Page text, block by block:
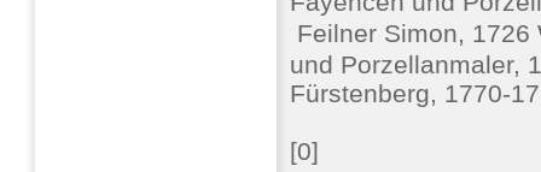
Feilner Simon,
und Porzellanmaler,
Fürstenberg, 1770-
[0]